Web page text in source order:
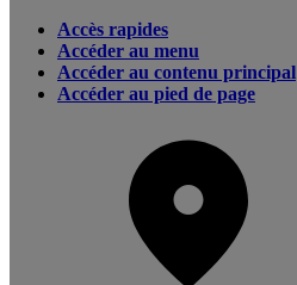
Accès rapides
Accéder au menu
Accéder au contenu principal
Accéder au pied de page